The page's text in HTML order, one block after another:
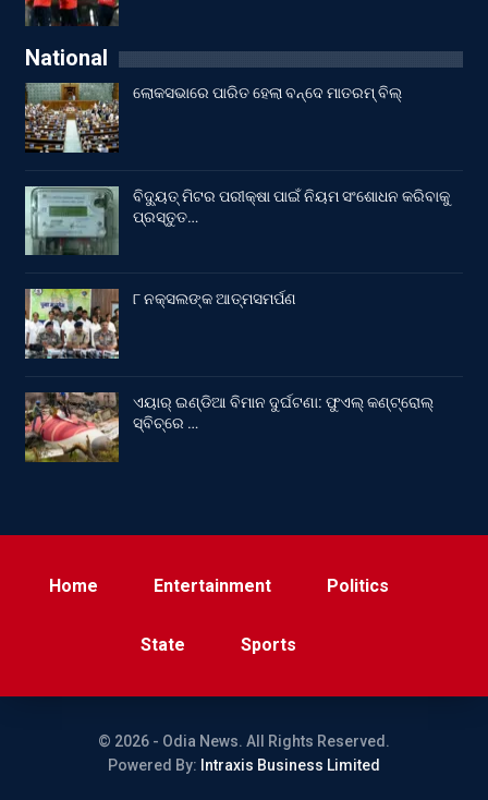
National
ଲୋକସଭାରେ ପାରିତ ହେଲା ବନ୍ଦେ ମାତରମ୍‌ ବିଲ୍‌
ବିଦ୍ୟୁତ୍ ମିଟର ପରୀକ୍ଷା ପାଇଁ ନିୟମ ସଂଶୋଧନ କରିବାକୁ
ପ୍ରସ୍ତୁତ…
୮ ନକ୍ସଲଙ୍କ ଆତ୍ମସମର୍ପଣ
ଏୟାର୍ ଇଣ୍ଡିଆ ବିମାନ ଦୁର୍ଘଟଣା: ଫୁଏଲ୍‌ କଣ୍ଟ୍ରୋଲ୍‌
ସ୍ବିଚ୍‌ରେ …
Home Entertainment Politics
State Sports
© 2026 - Odia News. All Rights Reserved.
Powered By: Intraxis Business Limited